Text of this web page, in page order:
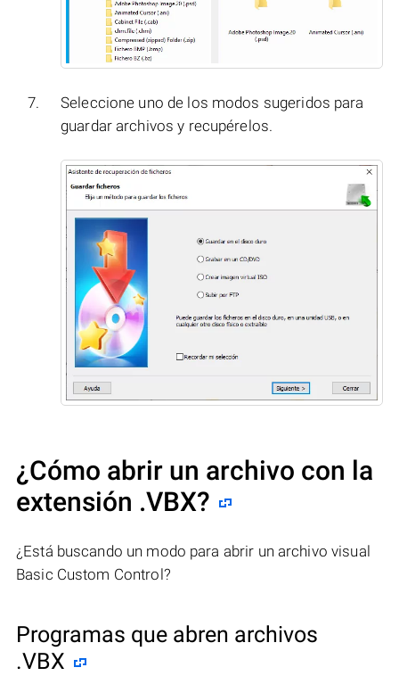
Seleccione uno de los modos sugeridos para
guardar archivos y recupérelos.
¿Cómo abrir un archivo con la
extensión .VBX?
¿Está buscando un modo para abrir un archivo visual
Basic Custom Control?
Programas que abren archivos
.VBX